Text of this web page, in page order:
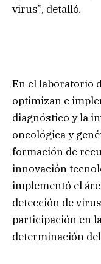
virus”, detalló.
En el laboratorio
optimizan e
diagnóstico y la
oncológica y
formación de
innovación
implementó el
detección de
participación en
determinación